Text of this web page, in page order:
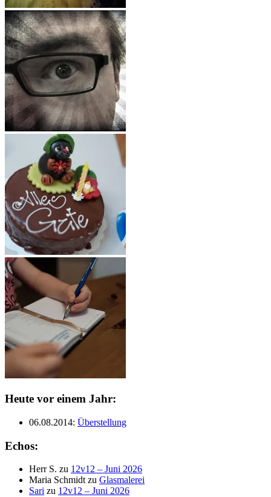
Heute vor einem Jahr:
06.08.2014: Überstellung
Echos:
Herr S. zu 12v12 – Juni 2026
Maria Schmidt zu Glasmalerei
Sari zu 12v12 – Juni 2026